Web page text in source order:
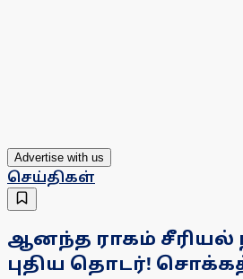
Advertise with us
செய்திகள்
ஆனந்த ராகம் சீரியல்
புதிய தொடர்!